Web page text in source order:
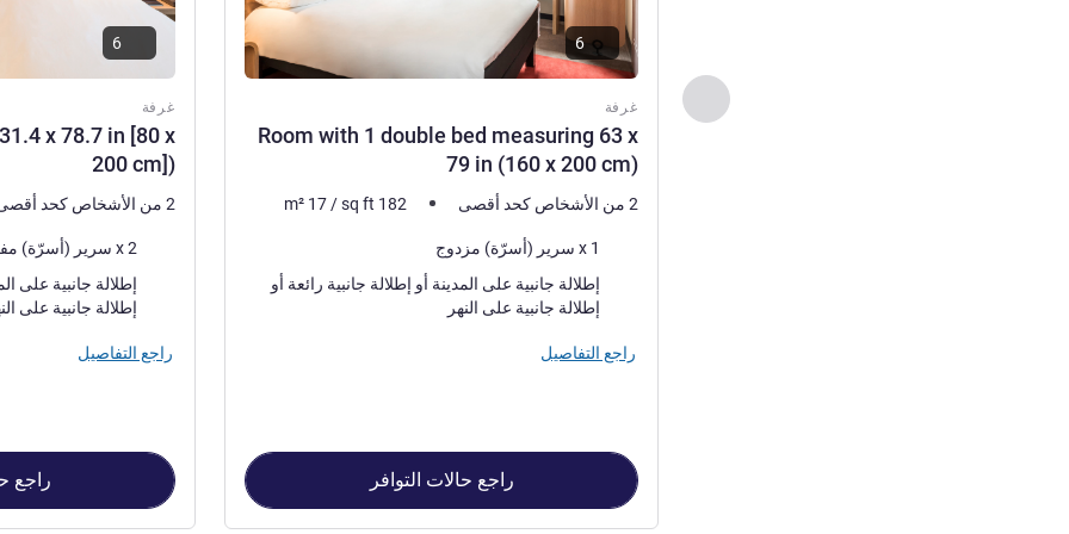
السابق - غرفة
غرفة
Room with 1 double bed measuring 63 x
79 in (160 x 200 cm)
2 من الأشخاص كحد أقصى m² 17 /sq ft 182
فرش السرير
1 x سرير (أسرّة) مزدوج
المناظر:
إطلالة جانبية على المدينة أو إطلالة جانبية رائعة أو
إطلالة جانبية على النهر
راجع التفاصيل
راجع حالات التوافر
غرفة
x 78.7 in [80 x
200 cm])
2 من الأشخاص كحد أقصى
فرش السرير
2 x سرير (أسرّة) مفرد
المناظر:
إطلالة جانبية على
راجع التفاصيل
راجع